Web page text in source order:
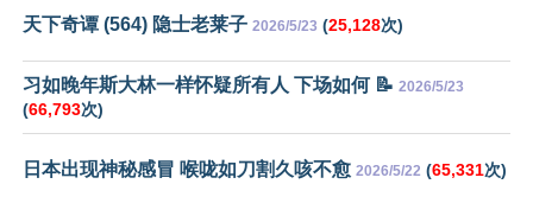
天下奇谭 (564) 隐士老莱子 2026/5/23 (25,128次)
习如晚年斯大林一样怀疑所有人 下场如何 📝 2026/5/23
(66,793次)
日本出现神秘感冒 喉咙如刀割久咳不愈 2026/5/22 (65,331次)